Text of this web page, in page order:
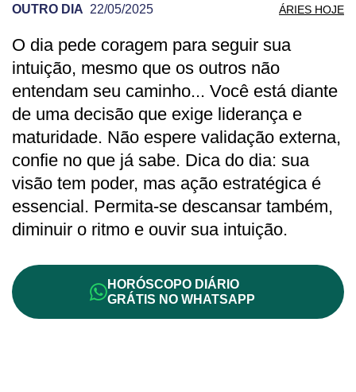
OUTRO DIA 22/05/2025 ÁRIES HOJE
PREVISÃO DE ÁRIES PARA OUTRO DIA
O dia pede coragem para seguir sua
intuição, mesmo que os outros não
entendam seu caminho... Você está diante
de uma decisão que exige liderança e
maturidade. Não espere validação externa,
confie no que já sabe. Dica do dia: sua
visão tem poder, mas ação estratégica é
essencial. Permita-se descansar também,
diminuir o ritmo e ouvir sua intuição.
HORÓSCOPO DIÁRIO
GRÁTIS NO WHATSAPP